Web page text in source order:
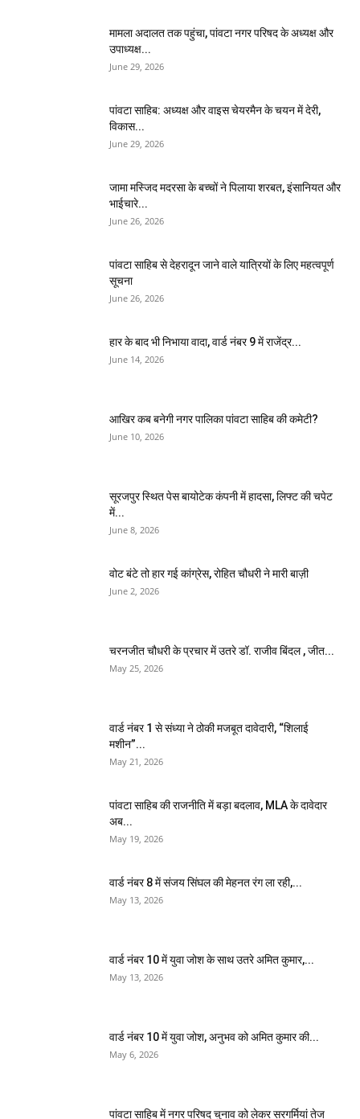
मामला अदालत तक पहुंचा, पांवटा नगर परिषद के अध्यक्ष और
उपाध्यक्ष...
June 29, 2026
पांवटा साहिब: अध्यक्ष और वाइस चेयरमैन के चयन में देरी,
विकास...
June 29, 2026
जामा मस्जिद मदरसा के बच्चों ने पिलाया शरबत, इंसानियत और
भाईचारे...
June 26, 2026
पांवटा साहिब से देहरादून जाने वाले यात्रियों के लिए महत्वपूर्ण
सूचना
June 26, 2026
हार के बाद भी निभाया वादा, वार्ड नंबर 9 में राजेंद्र...
June 14, 2026
आखिर कब बनेगी नगर पालिका पांवटा साहिब की कमेटी?
June 10, 2026
सूरजपुर स्थित पेस बायोटेक कंपनी में हादसा, लिफ्ट की चपेट
में...
June 8, 2026
वोट बंटे तो हार गई कांग्रेस, रोहित चौधरी ने मारी बाज़ी
June 2, 2026
चरनजीत चौधरी के प्रचार में उतरे डॉ. राजीव बिंदल , जीत...
May 25, 2026
वार्ड नंबर 1 से संध्या ने ठोकी मजबूत दावेदारी, “शिलाई
मशीन”...
May 21, 2026
पांवटा साहिब की राजनीति में बड़ा बदलाव, MLA के दावेदार
अब...
May 19, 2026
वार्ड नंबर 8 में संजय सिंघल की मेहनत रंग ला रही,...
May 13, 2026
वार्ड नंबर 10 में युवा जोश के साथ उतरे अमित कुमार,...
May 13, 2026
वार्ड नंबर 10 में युवा जोश, अनुभव को अमित कुमार की...
May 6, 2026
पांवटा साहिब में नगर परिषद चुनाव को लेकर सरगर्मियां तेज